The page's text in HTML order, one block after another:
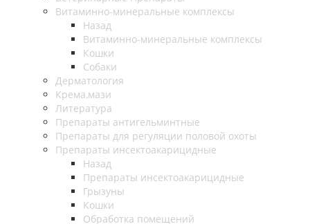
Витаминно-минеральные комплексы
Назад
Витаминно-минеральные комплексы
Кошки
Собаки
Дерматология
Крема,мази
Литература
Препараты антигельминтные
Препараты для регуляции половой охоты
Препараты инсектоакарицидные
Назад
Препараты инсектоакарицидные
Грызуны
Кошки
Обработка помещений